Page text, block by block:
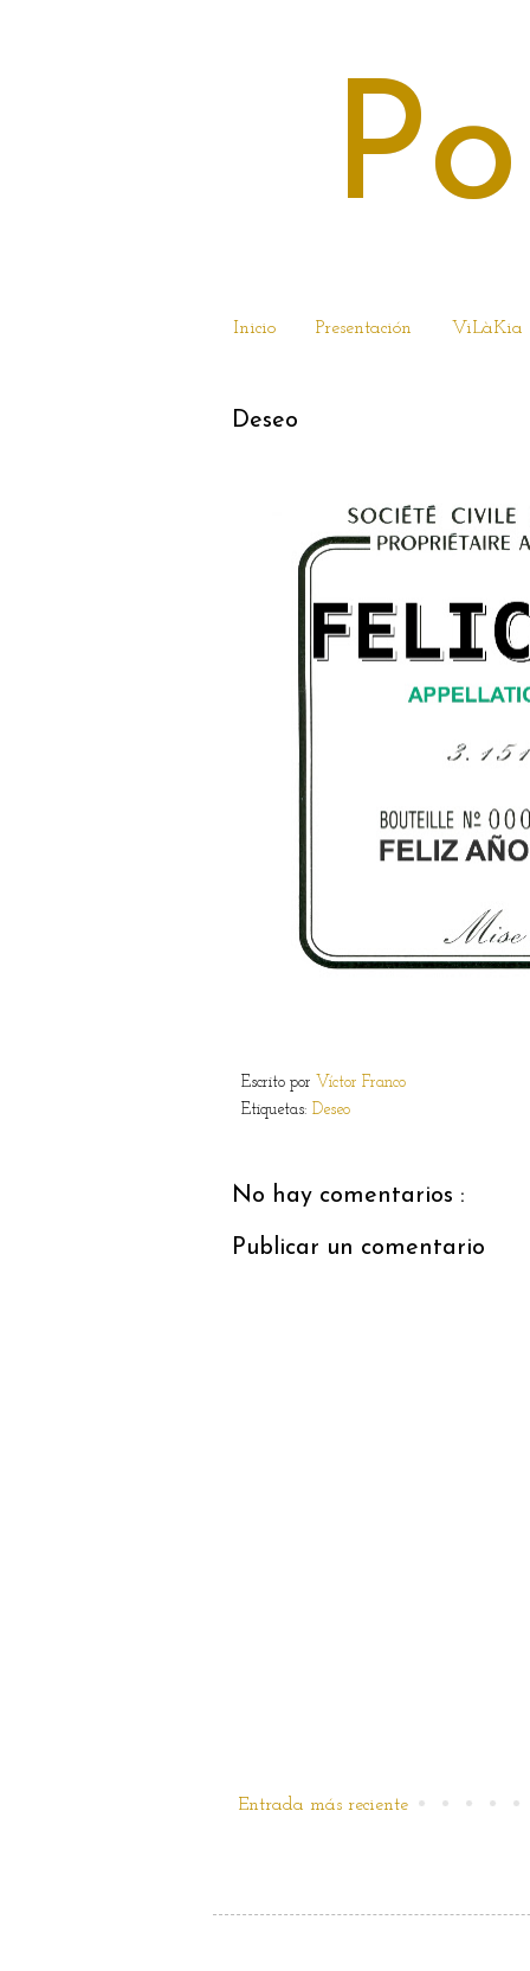
Inicio Presentación ViLàKia
Deseo
Escrito por Víctor Franco
Etiquetas: Deseo
No hay comentarios :
Publicar un comentario
Entrada más reciente